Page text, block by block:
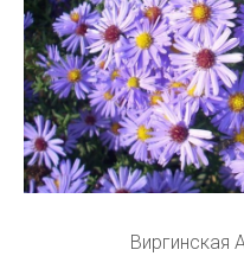
Виргинская